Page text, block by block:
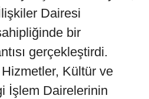
Dairesi
bir
gerçekleştirdi.
Kültür ve
İşlem Dairelerinin